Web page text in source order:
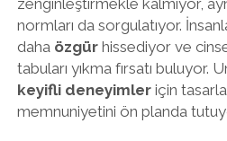
zenginleştirmekle kalmıyor,
normları da sorgulatıyor.
daha özgürhissediyor ve
tabuları yıkma fırsatı buluyor.
keyifli deneyimleriçin
memnuniyetini ön planda